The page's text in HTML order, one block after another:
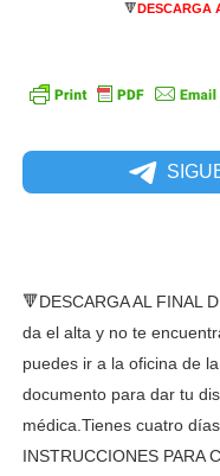
🔻DESCARGA
🔻DESCARGA AL FINAL
da el alta y no te
puedes ir a la oficina de
documento para dar tu
médica.Tienes cuatro
INSTRUCCIONES PARA